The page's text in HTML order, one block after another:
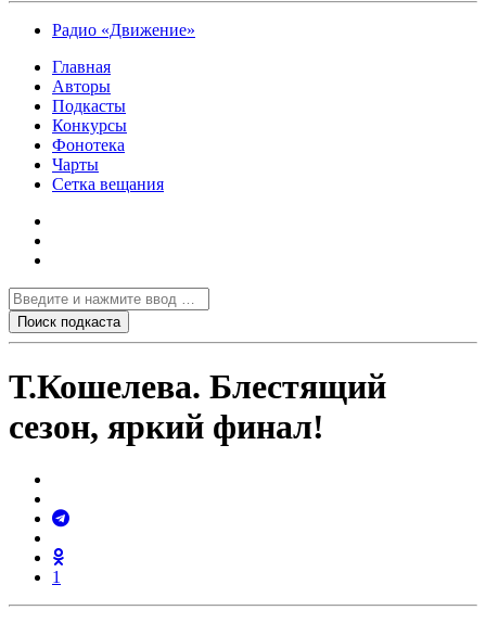
Радио «Движение»
Главная
Авторы
Подкасты
Конкурсы
Фонотека
Чарты
Сетка вещания
Т.Кошелева. Блестящий
сезон, яркий финал!
1